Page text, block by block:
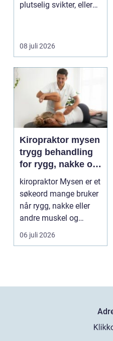
plutselig svikter, eller
08 juli 2026
Kiropraktor mysen
trygg behandling
for rygg, nakke og
ledd
kiropraktor Mysen er et
søkeord mange bruker
når rygg, nakke eller
andre muskel og
leddplager begynn...
06 juli 2026